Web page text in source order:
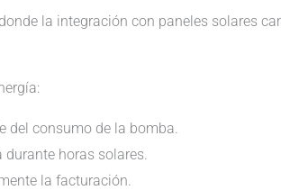
la integración con paneles solares
del consumo de la bomba.
horas solares.
la facturación.